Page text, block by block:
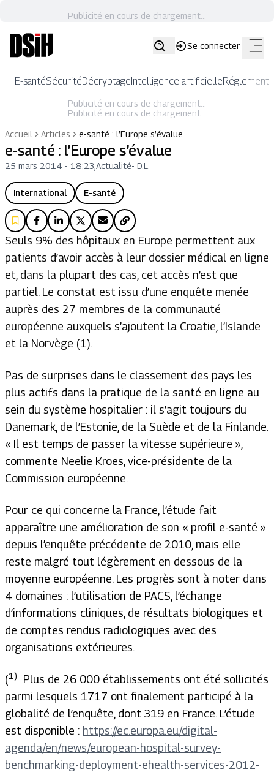
Publicité en cours de chargement...
Se connecter
E-santéSécuritéDécryptageIntelligence artificielle
Publicité en cours de chargement...
Publicité en cours de chargement...
Accueil
Articles e-santé : l’Europe s’évalue
e-santé : l’Europe s’évalue
25 mars 2014 - 18:23 Actualité- D.L.
International E-santé
Seuls 9% des hôpitaux en Europe permettent aux
patients d’avoir accès à leur dossier médical en ligne
et, dans la plupart des cas, cet accès n’est que
partiel. Le constat est issu d’une enquête menée
auprès des 27 membres de la communauté
européenne auxquels s’ajoutent la Croatie, l’Islande
et la Norvège (1).
Pas de surprises dans le classement des pays les
plus actifs dans la pratique de la santé en ligne au
sein du système hospitalier : il s’agit toujours du
Danemark, de l’Estonie, de la Suède et de la Finlande.
« Il est temps de passer la vitesse supérieure »,
commente Neelie Kroes, vice-présidente de la
Commission européenne.
Pour ce qui concerne la France, l’étude fait
apparaître une amélioration de son « profil e-santé »
depuis l’enquête précédente de 2010, mais elle
reste malgré tout légèrement en dessous de la
moyenne européenne. Les progrès sont à noter dans
4 domaines : l’utilisation de PACS, l’échange
d’informations cliniques, de résultats biologiques et
de comptes rendus radiologiques avec des
organisations extérieures.
(1)
Plus de 26 000 établissements ont été sollicités
parmi lesquels 1717 ont finalement participé à la
globalité de l’enquête, dont 319 en France. L’étude
est disponible : https://ec.europa.eu/digital-
agenda/en/news/european-hospital-survey-
benchmarking-deployment-ehealth-services-2012-